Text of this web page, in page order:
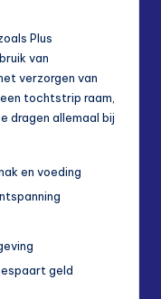
Plus
van
verzorgen van
tochtstrip raam,
dragen allemaal bij
en voeding
geld